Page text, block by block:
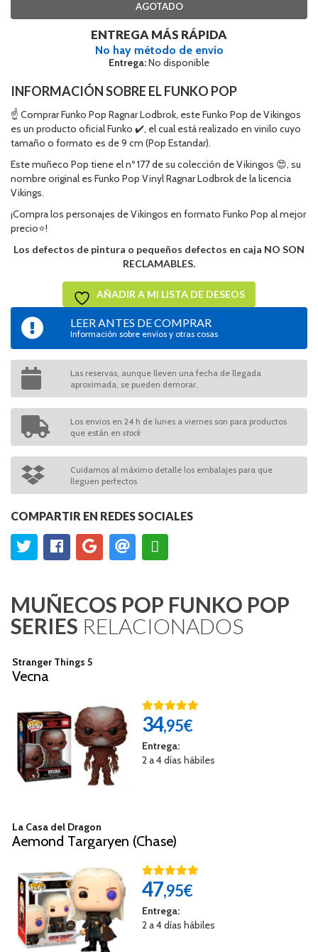
AGOTADO
ENTREGA MÁS RÁPIDA
No hay método de envío
Entrega:No disponible
INFORMACIÓN SOBRE EL FUNKO POP
☝ Comprar Funko Pop Ragnar Lodbrok, este Funko Pop de Vikingos
es un producto oficial Funko ✔️, el cual está realizado en vinilo cuyo
tamaño o formato es de 9 cm (Pop Estandar).
Este muñeco Pop tiene el nº 177 de su colección de Vikingos 😍, su
nombre original es Funko Pop Vinyl Ragnar Lodbrok de la licencia
Vikings.
¡Compra los personajes de Vikingos en formato Funko Pop al mejor
precio⭐!
Los defectos de pintura o pequeños defectos en caja NO SON
RECLAMABLES.
AÑADIR A MI LISTA DE DESEOS
LEER ANTES DE COMPRAR
Información sobre envíos y otras cosas
Las reservas, aunque lleven una fecha de llegada
aproximada, se pueden demorar.
Los envios en 24 h de lunes a viernes son para productos
que están en stock
Cuidamos al máximo detalle los embalajes para que
lleguen perfectos
COMPARTIR EN REDES SOCIALES
MUÑECOS POP FUNKO POP
SERIES RELACIONADOS
Stranger Things 5
Vecna
34,95€
Entrega:
2 a 4 días hábiles
La Casa del Dragon
Aemond Targaryen (Chase)
47,95€
Entrega:
2 a 4 días hábiles